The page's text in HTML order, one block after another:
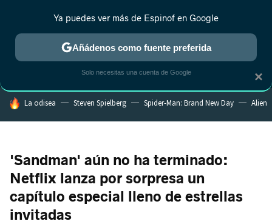
MENÚ NUEVO
ESTRENOS REALITY ANIME RANKINGS CINE
HOY SE HABLA DE
La odisea Steven Spielberg Spider-Man: Brand New Day Alien
'Sandman' aún no ha terminado:
Netflix lanza por sorpresa un
capítulo especial lleno de estrellas
invitadas
×
Ya puedes ver más de Espinof en Google
Añádenos como fuente preferida
Solo necesitas una cuenta de Google